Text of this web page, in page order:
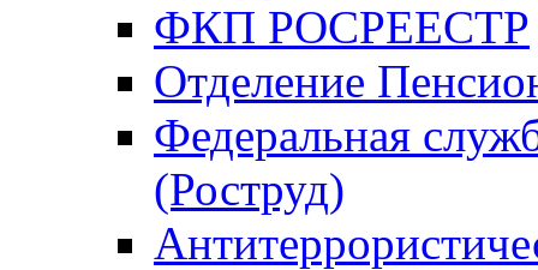
ФКП РОСРЕЕСТР
Отделение
Федеральная
(Роструд)